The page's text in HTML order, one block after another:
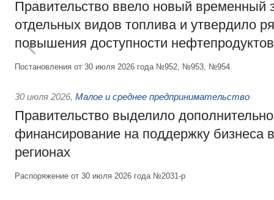
Правительство ввело новый временный
отдельных видов топлива и утвердило
повышения доступности нефтепродуктов
Постановления от 30 июля 2026 года №952, №953, №954
30 июля 2026, Малое и среднее предпринимательство
Правительство выделило
финансирование на поддержку бизнеса
регионах
Распоряжение от 30 июля 2026 года №2031-р